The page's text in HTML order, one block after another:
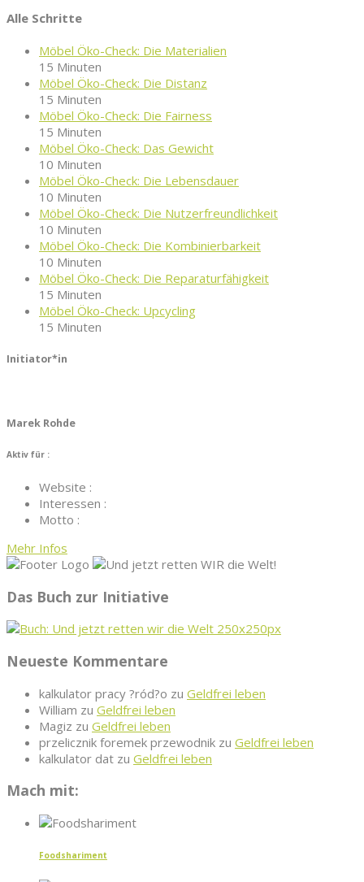
Alle Schritte
Möbel Öko-Check: Die Materialien
15 Minuten
Möbel Öko-Check: Die Distanz
15 Minuten
Möbel Öko-Check: Die Fairness
15 Minuten
Möbel Öko-Check: Das Gewicht
10 Minuten
Möbel Öko-Check: Die Lebensdauer
10 Minuten
Möbel Öko-Check: Die Nutzerfreundlichkeit
10 Minuten
Möbel Öko-Check: Die Kombinierbarkeit
10 Minuten
Möbel Öko-Check: Die Reparaturfähigkeit
15 Minuten
Möbel Öko-Check: Upcycling
15 Minuten
Initiator*in
Marek Rohde
Aktiv für :
Website :
Interessen :
Motto :
Mehr Infos
Das Buch zur Initiative
Neueste Kommentare
kalkulator pracy ?ród?o zu Geldfrei leben
William zu Geldfrei leben
Magiz zu Geldfrei leben
przelicznik foremek przewodnik zu Geldfrei leben
kalkulator dat zu Geldfrei leben
Mach mit:
Foodshariment